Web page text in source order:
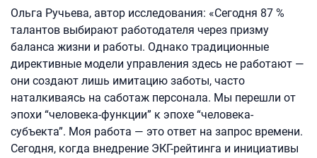
Ольга Ручьева, автор исследования: «Сегодня 87 %
талантов выбирают работодателя через призму
баланса жизни и работы. Однако традиционные
директивные модели управления здесь не работают —
они создают лишь имитацию заботы, часто
наталкиваясь на саботаж персонала. Мы перешли от
эпохи “человека-функции” к эпохе “человека-
субъекта”. Моя работа — это ответ на запрос времени.
Сегодня, когда внедрение ЭКГ-рейтинга и инициативы